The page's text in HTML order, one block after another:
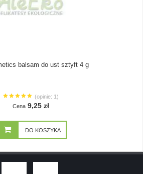
balsam do ust sztyft 4 g
(opinie: 1)
Cena 9,25 zł
DO KOSZYKA